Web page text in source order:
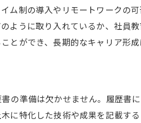
イミングと市場動向の見極め
のキャリア形成に役立つ資格
ップのための研修制度の活用
労働基準法と規制について
を支援する制度と取り組み
ム制の導入やリモートワークの
ように取り入れているか、社員
とができ、長期的なキャリア形成
の準備は欠かせません。履歴書
に特化した技術や成果を記載す